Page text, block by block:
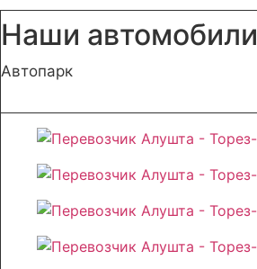
Наши автомобили
Автопарк